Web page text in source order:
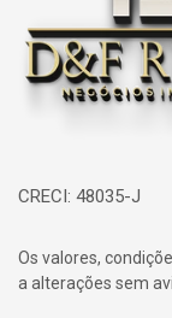
CRECI: 48035-J
Os valores,
a alterações sem